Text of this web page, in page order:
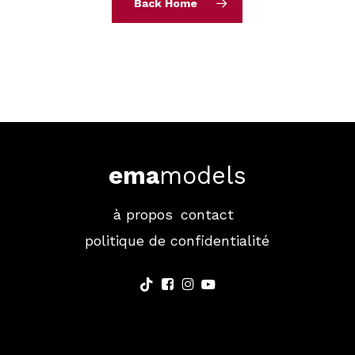
Back Home
emamodels
à propos contact
politique de confidentialité